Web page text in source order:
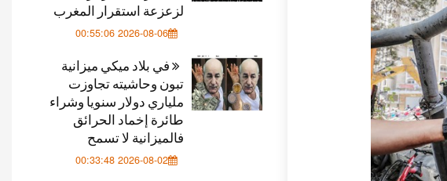
لزعزعة استقرار المغرب
2026-08-06 00:55:06
في بلاد ميكي ميزانية
تبون وحاشيته تجاوزت
ملياري دولار سنويا وشراء
طائرة إخماد الحرائق
فالميزانية لا تسمح
2026-08-02 00:33:48